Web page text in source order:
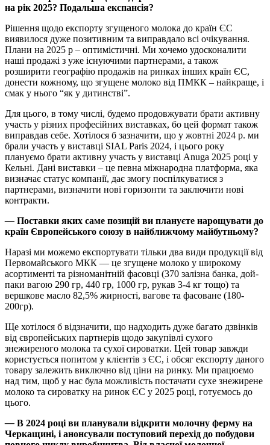
на рік 2025? Подальша експансія?
Рішення щодо експорту згущеного молока до країн ЄС
виявилося дуже позитивним та виправдало всі очікування.
Плани на 2025 р – оптимістичні. Ми хочемо удосконалити
наші продажі з уже існуючими партнерами, а також
розширити географію продажів на ринках інших країн ЄС,
донести кожному, що згущене молоко від ПМКК – найкраще, і
смак у нього “як у дитинстві”.
Для цього, в тому числі, будемо продовжувати брати активну
участь у різних професійних виставках, бо цей формат також
виправдав себе. Хотілося б зазначити, що у жовтні 2024 р. ми
брали участь у виставці SIAL Paris 2024, і цього року
плануємо брати активну участь у виставці Anuga 2025 році у
Кельні. Дані виставки – це певна міжнародна платформа, яка
визначає статус компанії, дає змогу поспілкуватися з
партнерами, визначити нові горизонти та заключити нові
контракти.
— Поставки яких саме позицій ви плануєте нарощувати до
країн Європейського союзу в найближчому майбутньому?
Наразі ми можемо експортувати тільки два види продукції від
Первомайського МКК — це згущене молоко у широкому
асортименті та різноманітній фасовці (370 залізна банка, дой-
паки вагою 290 гр, 440 гр, 1000 гр, рукав 3-4 кг тощо) та
вершкове масло 82,5% жирності, вагове та фасоване (180-
200гр).
Ще хотілося б відзначити, що надходить дуже багато дзвінків
від європейських партнерів щодо закупівлі сухого
знежиреного молока та сухої сироватки. Цей товар завжди
користується попитом у клієнтів з ЄС, і обсяг експорту даного
товару залежить виключно від ціни на ринку. Ми працюємо
над тим, щоб у нас була можливість постачати сухе знежирене
молоко та сироватку на ринок ЄС у 2025 році, готуємось до
цього.
— В 2024 році ви планували відкрити молочну ферму на
Черкащині, і анонсували поступовий перехід до побудови